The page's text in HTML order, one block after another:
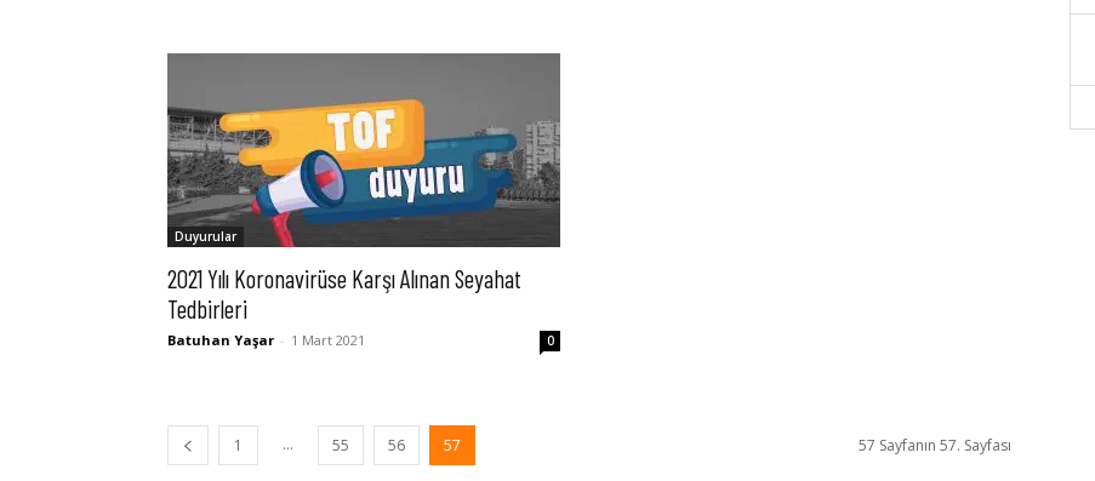
Duyurular
2021 Yılı Koronavirüse Karşı Alınan Seyahat
Tedbirleri
Batuhan Yaşar - 1 Mart 2021 0
1 ... 55 56 57 57 Sayfanın 57. Sayfası